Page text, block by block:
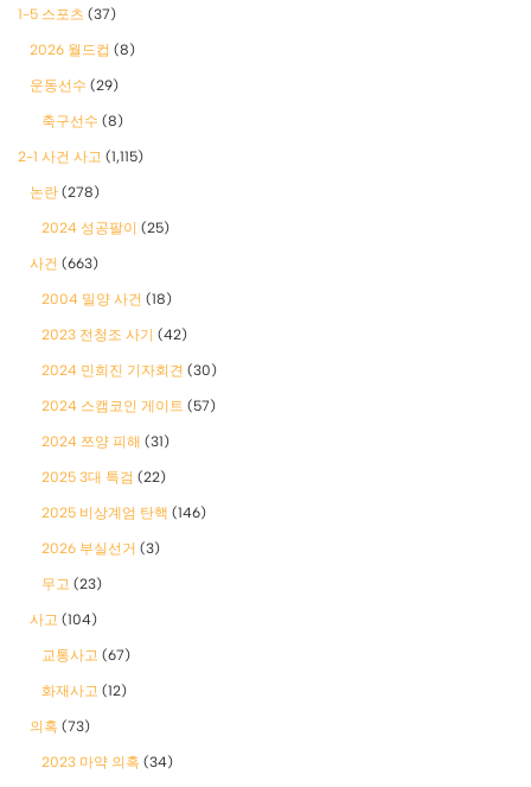
1-5 스포츠 (37)
2026 월드컵 (8)
운동선수 (29)
축구선수 (8)
2-1 사건 사고 (1,115)
논란 (278)
2024 성공팔이 (25)
사건 (663)
2004 밀양 사건 (18)
2023 전청조 사기 (42)
2024 민희진 기자회견 (30)
2024 스캠코인 게이트 (57)
2024 쯔양 피해 (31)
2025 3대 특검 (22)
2025 비상계엄 탄핵 (146)
2026 부실선거 (3)
무고 (23)
사고 (104)
교통사고 (67)
화재사고 (12)
의혹 (73)
2023 마약 의혹 (34)